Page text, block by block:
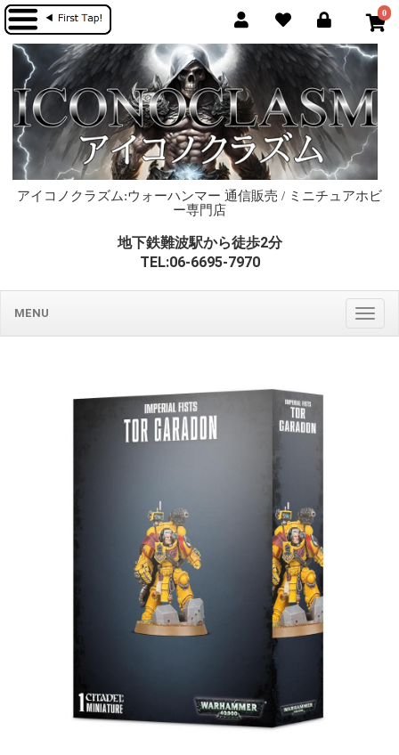
0
アイコノクラズム:ウォーハンマー 通信販売 / ミニチュアホビ
ー専門店
地下鉄難波駅から徒歩2分
TEL:06-6695-7970
MENU